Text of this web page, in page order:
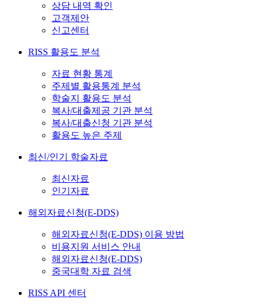
상담 내역 확인
고객제안
신고센터
RISS 활용도 분석
자료 현황 통계
주제별 활용통계 분석
학술지 활용도 분석
복사/대출제공 기관 분석
복사/대출신청 기관 분석
활용도 높은 주제
최신/인기 학술자료
최신자료
인기자료
해외자료신청(E-DDS)
해외자료신청(E-DDS) 이용 방법
비용지원 서비스 안내
해외자료신청(E-DDS)
중국대학 자료 검색
RISS API 센터